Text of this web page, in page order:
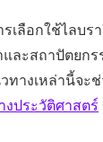
เลือกใช้ไลบร
ละสถาปัตยก
ทางเหล่านี้จะ
ประวัติศาสตร์